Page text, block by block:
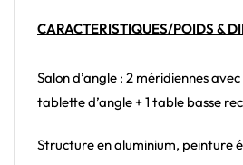
CARACTERISTIQUES/POIDS &
Salon d’angle : 2 méridiennes
tablette d’angle + 1 table basse
Structure en aluminium, peinture